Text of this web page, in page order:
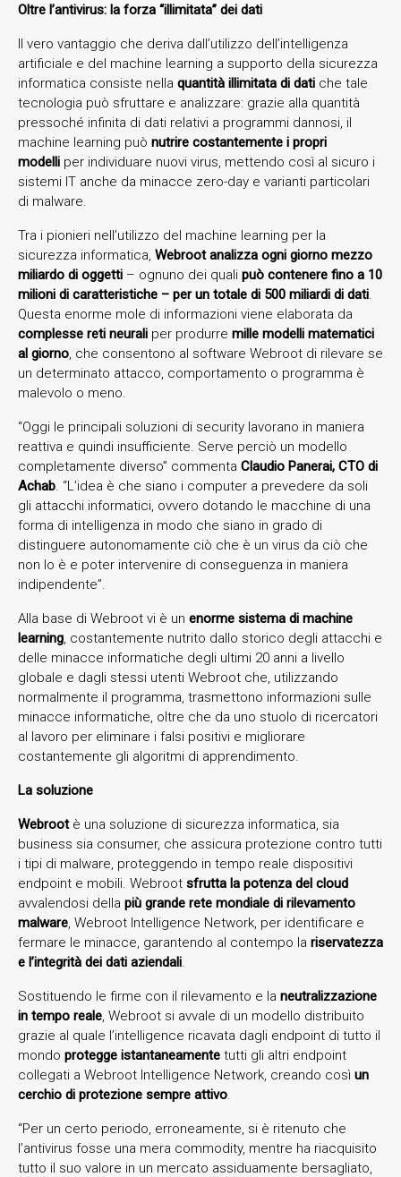
Oltre l’antivirus: la forza “illimitata” dei dati
Il vero vantaggio che deriva dall’utilizzo dell’intelligenza
artificiale e del machine learning a supporto della sicurezza
informatica consiste nella quantità illimitata di dati che tale
tecnologia può sfruttare e analizzare: grazie alla quantità
pressoché infinita di dati relativi a programmi dannosi, il
machine learning può nutrire costantemente i propri
modelli per individuare nuovi virus, mettendo così al sicuro i
sistemi IT anche da minacce zero-day e varianti particolari
di malware.
Tra i pionieri nell’utilizzo del machine learning per la
sicurezza informatica, Webroot analizza ogni giorno mezzo
miliardo di oggetti – ognuno dei quali può contenere fino a 10
milioni di caratteristiche – per un totale di 500 miliardi di dati.
Questa enorme mole di informazioni viene elaborata da
complesse reti neurali per produrre mille modelli matematici
al giorno, che consentono al software Webroot di rilevare se
un determinato attacco, comportamento o programma è
malevolo o meno.
“Oggi le principali soluzioni di security lavorano in maniera
reattiva e quindi insufficiente. Serve perciò un modello
completamente diverso” commenta Claudio Panerai, CTO di
Achab. “L’idea è che siano i computer a prevedere da soli
gli attacchi informatici, ovvero dotando le macchine di una
forma di intelligenza in modo che siano in grado di
distinguere autonomamente ciò che è un virus da ciò che
non lo è e poter intervenire di conseguenza in maniera
indipendente”.
Alla base di Webroot vi è un enorme sistema di machine
learning, costantemente nutrito dallo storico degli attacchi e
delle minacce informatiche degli ultimi 20 anni a livello
globale e dagli stessi utenti Webroot che, utilizzando
normalmente il programma, trasmettono informazioni sulle
minacce informatiche, oltre che da uno stuolo di ricercatori
al lavoro per eliminare i falsi positivi e migliorare
costantemente gli algoritmi di apprendimento.
La soluzione
Webroot è una soluzione di sicurezza informatica, sia
business sia consumer, che assicura protezione contro tutti
i tipi di malware, proteggendo in tempo reale dispositivi
endpoint e mobili. Webroot sfrutta la potenza del cloud
avvalendosi della più grande rete mondiale di rilevamento
malware, Webroot Intelligence Network, per identificare e
fermare le minacce, garantendo al contempo la riservatezza
e l’integrità dei dati aziendali.
Sostituendo le firme con il rilevamento e la neutralizzazione
in tempo reale, Webroot si avvale di un modello distribuito
grazie al quale l’intelligence ricavata dagli endpoint di tutto il
mondo protegge istantaneamente tutti gli altri endpoint
collegati a Webroot Intelligence Network, creando così un
cerchio di protezione sempre attivo.
“Per un certo periodo, erroneamente, si è ritenuto che
l’antivirus fosse una mera commodity, mentre ha riacquisito
tutto il suo valore in un mercato assiduamente bersagliato,